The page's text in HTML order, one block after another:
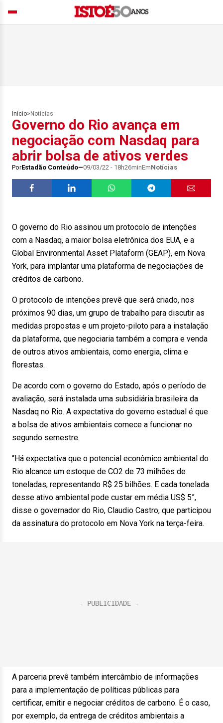
Início> Notícias
Governo do Rio avança em
negociação com Nasdaq para
abrir bolsa de ativos verdes
PorEstadão Conteúdo 09/03/22 - 18h26minEmNotícias
O governo do Rio assinou um protocolo de intenções
com a Nasdaq, a maior bolsa eletrônica dos EUA, e a
Global Environmental Asset Plataform (GEAP), em Nova
York, para implantar uma plataforma de negociações de
créditos de carbono.
O protocolo de intenções prevê que será criado, nos
próximos 90 dias, um grupo de trabalho para discutir as
medidas propostas e um projeto-piloto para a instalação
da plataforma, que negociaria também a compra e venda
de outros ativos ambientais, como energia, clima e
florestas.
De acordo com o governo do Estado, após o período de
avaliação, será instalada uma subsidiária brasileira da
Nasdaq no Rio. A expectativa do governo estadual é que
a bolsa de ativos ambientais comece a funcionar no
segundo semestre.
“Há expectativa que o potencial econômico ambiental do
Rio alcance um estoque de CO2 de 73 milhões de
toneladas, representando R$ 25 bilhões. E cada tonelada
desse ativo ambiental pode custar em média US$ 5”,
disse o governador do Rio, Claudio Castro, que participou
da assinatura do protocolo em Nova York na terça-feira.
A parceria prevê também intercâmbio de informações
para a implementação de políticas públicas para
certificar, emitir e negociar créditos de carbono. É o caso,
por exemplo, da entrega de créditos ambientais a